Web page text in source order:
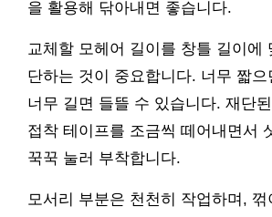
을 활용해 닦아내면 좋습니다.
교체할 모헤어 길이를 창틀 길이에
단하는 것이 중요합니다. 너무 짧
너무 길면 들뜰 수 있습니다. 재단
접착 테이프를 조금씩 떼어내면서
꾹꾹 눌러 부착합니다.
모서리 부분은 천천히 작업하며,